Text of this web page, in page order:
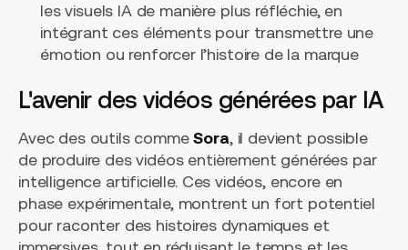
les visuels IA de manière plus réfléchie, en
intégrant ces éléments pour transmettre une
émotion ou renforcer l’histoire de la marque
L'avenir des vidéos générées par IA
Avec des outils commeSora, il devient possible
de produire des vidéos entièrement générées par
intelligence artificielle. Ces vidéos, encore en
phase expérimentale, montrent un fort potentiel
pour raconter des histoires dynamiques et